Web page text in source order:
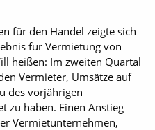
für den Handel zeigte sich
für Vermietung von
heißen: Im zweiten Quartal
Vermieter, Umsätze auf
des vorjährigen
zu haben. Einen Anstieg
Vermietunternehmen,